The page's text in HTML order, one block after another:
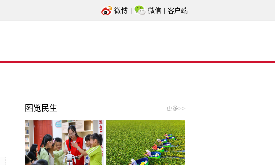
微博 微信 客户端
图览民生 更多>>